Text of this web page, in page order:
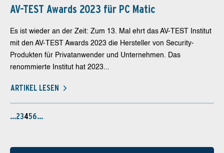
AV-TEST Awards 2023 für PC Matic
Es ist wieder an der Zeit: Zum 13. Mal ehrt das AV-TEST Institut
mit den AV-TEST Awards 2023 die Hersteller von Security-
Produkten für Privatanwender und Unternehmen. Das
renommierte Institut hat 2023...
ARTIKEL LESEN
…23456…